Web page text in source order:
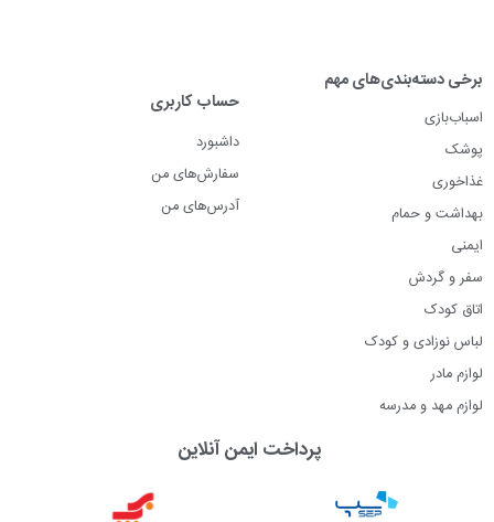
برخی دسته‌بندی‌های مهم
اسباب‌بازی
پوشک
غذاخوری
بهداشت و حمام
ایمنی
سفر و گردش
اتاق کودک
لباس نوزادی و کودک
لوازم مادر
لوازم مهد و مدرسه
حساب کاربری
داشبورد
سفارش‌های من
آدرس‌های من
پرداخت ایمن آنلاین